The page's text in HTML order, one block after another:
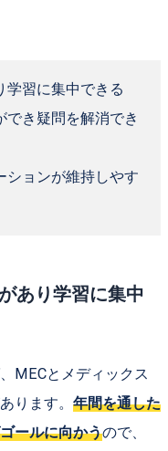
学習に集中できる
き疑問を解消でき
ションが維持しやす
あり学習に集中
MECとメディックス
ります。 年間を通した
ールに向かうので、